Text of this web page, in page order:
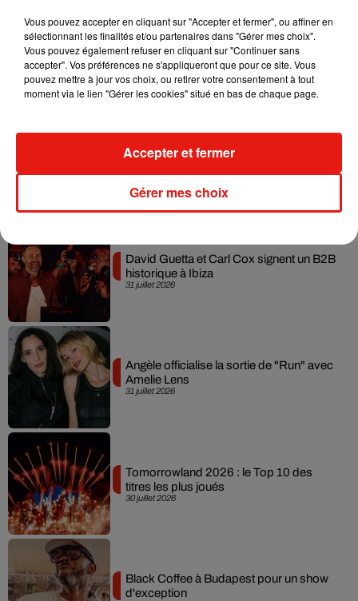
3 août 2026
Fred again.. et Latin Mafia dévoilent enfin
leur mixtape créée en...
31 juillet 2026
Swedish House Mafia et Lykke Li
31 juillet 2026
David Guetta et Carl Cox signent un B2B
historique à Ibiza
31 juillet 2026
Angèle officialise la sortie de "Run" avec
Amelie Lens
30 juillet 2026
Tomorrowland 2026 : le Top 10 des
titres les plus joués
Black Coffee à Budapest pour un show
d'exception
Vous pouvez accepter en cliquant sur "Accepter et fermer", ou affiner en
sélectionnant les finalités et/ou partenaires dans "Gérer mes choix".
Vous pouvez également refuser en cliquant sur "Continuer sans
accepter". Vos préférences ne s'appliqueront que pour ce site. Vous
pouvez mettre à jour vos choix, ou retirer votre consentement à tout
moment via le lien "Gérer les cookies" situé en bas de chaque page.
Gérer mes choix
Accepter et fermer